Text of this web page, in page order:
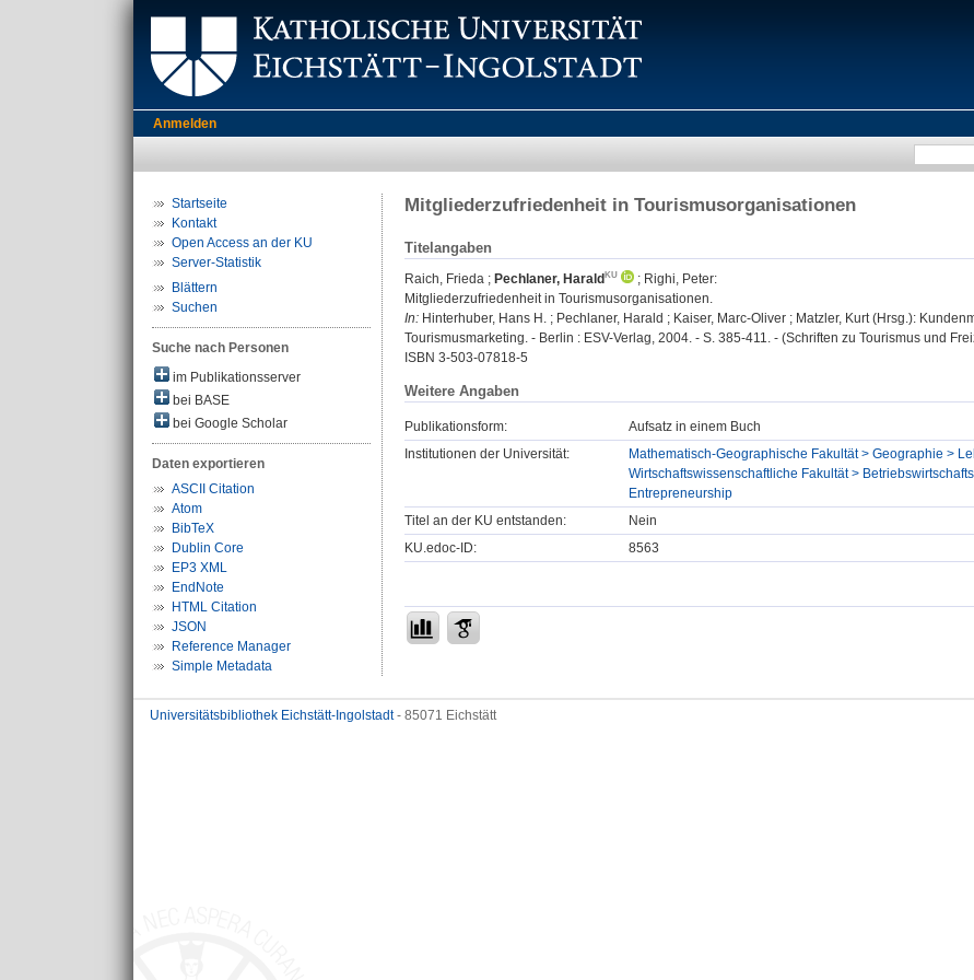
Anmelden
Startseite
Kontakt
Open Access an der KU
Server-Statistik
Blättern
Suchen
Suche nach Personen
im Publikationsserver
bei BASE
bei Google Scholar
Daten exportieren
ASCII Citation
Atom
BibTeX
Dublin Core
EP3 XML
EndNote
HTML Citation
JSON
Reference Manager
Simple Metadata
Mitgliederzufriedenheit in Tourismusorganisationen
Titelangaben
Raich, Frieda ; Pechlaner, Harald ; Righi, Peter:
Mitgliederzufriedenheit in Tourismusorganisationen.
In: Hinterhuber, Hans H. ; Pechlaner, Harald ; Kaiser, Marc-Oliver ; Matzler, Kurt (Hrsg.):
Tourismusmarketing. - Berlin : ESV-Verlag, 2004. - S. 385-411. - (Schriften zu Tourismus und
ISBN 3-503-07818-5
Weitere Angaben
Publikationsform:
Aufsatz in einem Buch
Institutionen der Universität:
Mathematisch-Geographische Fakultät > Geographie >
Wirtschaftswissenschaftliche Fakultät >
Entrepreneurship
Titel an der KU entstanden:
Nein
KU.edoc-ID:
8563
Universitätsbibliothek Eichstätt-Ingolstadt- 85071 Eichstätt